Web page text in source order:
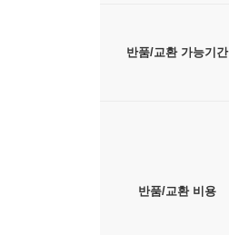
반품/교환 가능기간
반품/교환 비용